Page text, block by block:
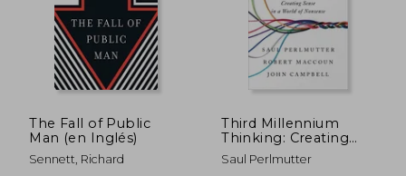
dcto. S/ 105,74 dcto.
The Fall of Public
Man (en Inglés)
Sennett, Richard
Third Millennium
Thinking: Creating
Sense in a World of
Nonsense (en Inglés)
Saul Perlmutter